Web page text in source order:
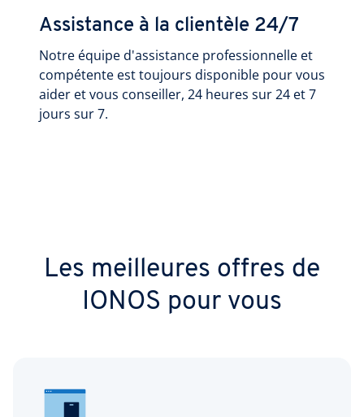
Assistance à la clientèle 24/7
Notre équipe d'assistance professionnelle et
compétente est toujours disponible pour vous
aider et vous conseiller, 24 heures sur 24 et 7
jours sur 7.
Les meilleures offres de
IONOS pour vous